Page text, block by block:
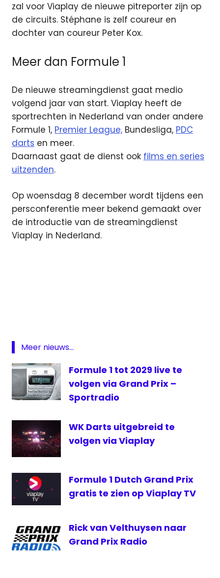
zal voor Viaplay de nieuwe pitreporter zijn op
de circuits. Stéphane is zelf coureur en
dochter van coureur Peter Kox.
Meer dan Formule 1
De nieuwe streamingdienst gaat medio
volgend jaar van start. Viaplay heeft de
sportrechten in Nederland van onder andere
Formule 1, Premier League, Bundesliga, PDC
darts en meer.
Daarnaast gaat de dienst ook films en series
uitzenden.
Op woensdag 8 december wordt tijdens een
persconferentie meer bekend gemaakt over
de introductie van de streamingdienst
Viaplay in Nederland.
Häkkinen
Stéphane
Kox
VIAPLAY
Meer nieuws...
Formule 1 tot 2029 live te
volgen via Grand Prix –
Sportradio
WK Darts uitgebreid te
volgen via Viaplay
Formule 1 Dutch Grand Prix
gratis te zien op Viaplay TV
Rick van Velthuysen naar
Grand Prix Radio